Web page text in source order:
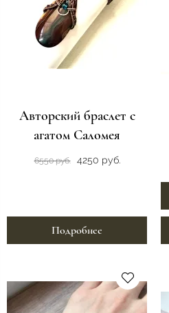
Авторский браслет с
агатом Саломея
6550 руб. 4250 руб.
Подробнее